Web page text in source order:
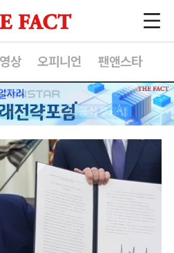
상 오피니언 팬앤스타